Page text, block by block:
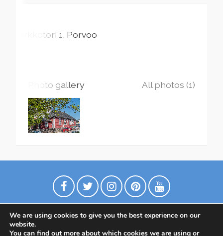
Kirkkotori 1 Porvoo
Photo gallery All photos (1)
We are using cookies to give you the best experience on our
website.
You can find out more about which cookies we are using or